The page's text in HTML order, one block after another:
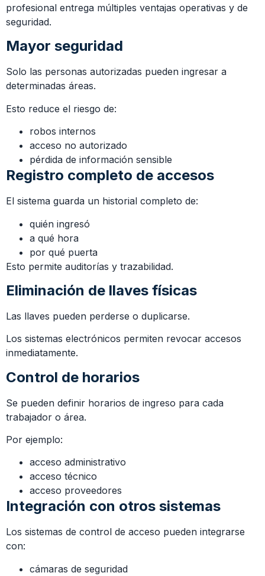
profesional entrega múltiples ventajas operativas y de
seguridad.
Mayor seguridad
Solo las personas autorizadas pueden ingresar a
determinadas áreas.
Esto reduce el riesgo de:
robos internos
acceso no autorizado
pérdida de información sensible
Registro completo de accesos
El sistema guarda un historial completo de:
quién ingresó
a qué hora
por qué puerta
Esto permite auditorías y trazabilidad.
Eliminación de llaves físicas
Las llaves pueden perderse o duplicarse.
Los sistemas electrónicos permiten revocar accesos
inmediatamente.
Control de horarios
Se pueden definir horarios de ingreso para cada
trabajador o área.
Por ejemplo:
acceso administrativo
acceso técnico
acceso proveedores
Integración con otros sistemas
Los sistemas de control de acceso pueden integrarse
con:
cámaras de seguridad